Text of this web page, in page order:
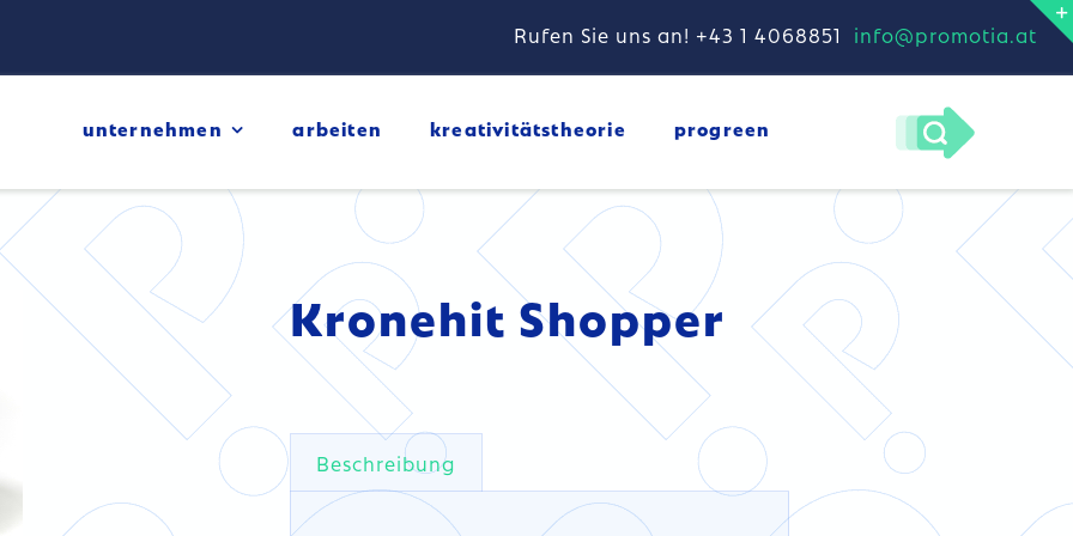
Rufen Sie uns an! +43 1 4068851 info@promotia.at
unternehmen arbeiten kreativitätstheorie progreen
Kronehit Shopper
Beschreibung